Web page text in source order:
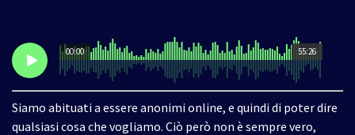
55:26
00:00
Siamo abituati a essere anonimi online, e quindi di poter dire
qualsiasi cosa che vogliamo. Ciò però non è sempre vero,